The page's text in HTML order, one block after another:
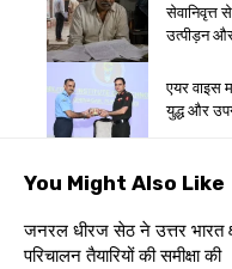
सेवानिवृत्त
उत्पीड़न
एयर वाइस
युद्ध और
You Might Also Like
जनरल धीरज सेठ ने उत्तर भारत
परिचालन तैयारियों की समीक्षा की